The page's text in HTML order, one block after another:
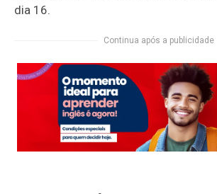
dia 16.
Continua após a publicidade